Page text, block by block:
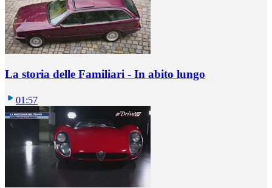
La storia delle Familiari - In abito lungo
01:57